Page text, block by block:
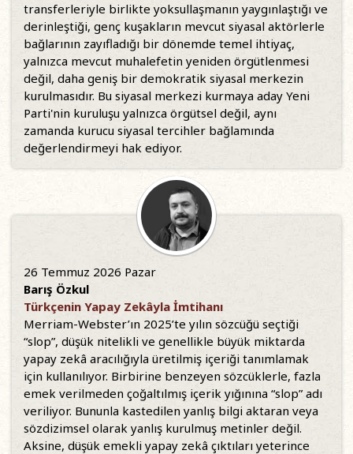
transferleriyle birlikte yoksullaşmanın yaygınlaştığı ve
derinleştiği, genç kuşakların mevcut siyasal aktörlerle
bağlarının zayıfladığı bir dönemde temel ihtiyaç,
yalnızca mevcut muhalefetin yeniden örgütlenmesi
değil, daha geniş bir demokratik siyasal merkezin
kurulmasıdır. Bu siyasal merkezi kurmaya aday Yeni
Parti'nin kuruluşu yalnızca örgütsel değil, aynı
zamanda kurucu siyasal tercihler bağlamında
değerlendirmeyi hak ediyor.
26 Temmuz 2026 Pazar
Barış Özkul
Türkçenin Yapay Zekâyla İmtihanı
Merriam-Webster’ın 2025’te yılın sözcüğü seçtiği
“slop”, düşük nitelikli ve genellikle büyük miktarda
yapay zekâ aracılığıyla üretilmiş içeriği tanımlamak
için kullanılıyor. Birbirine benzeyen sözcüklerle, fazla
emek verilmeden çoğaltılmış içerik yığınına “slop” adı
veriliyor. Bununla kastedilen yanlış bilgi aktaran veya
sözdizimsel olarak yanlış kurulmuş metinler değil.
Aksine, düşük emekli yapay zekâ çıktıları yeterince